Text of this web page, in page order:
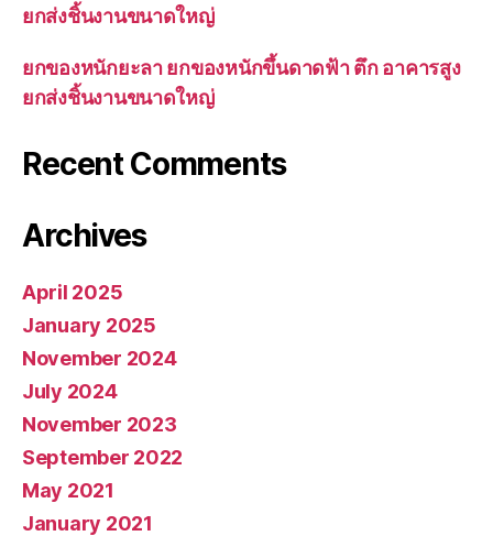
ยกส่งชิ้นงานขนาดใหญ่
ยกของหนักยะลา ยกของหนักขึ้นดาดฟ้า ตึก อาคารสูง
ยกส่งชิ้นงานขนาดใหญ่
Recent Comments
Archives
April 2025
January 2025
November 2024
July 2024
November 2023
September 2022
May 2021
January 2021